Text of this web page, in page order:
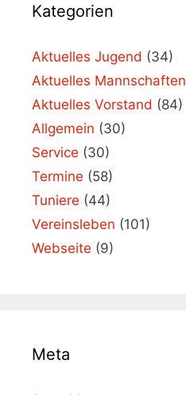
Kategorien
Aktuelles Jugend (34)
Aktuelles Mannschaften
Aktuelles Vorstand (84)
Allgemein (30)
Service (30)
Termine (58)
Tuniere (44)
Vereinsleben (101)
Webseite (9)
Meta